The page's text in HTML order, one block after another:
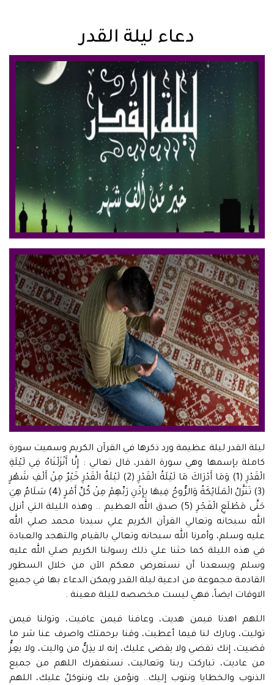
دعاء ليلة القدر
ليلة القدر ليلة عظيمة ورد ذكرها في القرآن الكريم وسميت سورة
كاملة بإسمها وهي سورة القدر، قال تعالي : إِنَّا أَنْزَلْنَاهُ فِي لَيْلَةِ
الْقَدْرِ (1) وَمَا أَدْرَاكَ مَا لَيْلَةُ الْقَدْرِ (2) لَيْلَةُ الْقَدْرِ خَيْرٌ مِنْ أَلْفِ شَهْرٍ
(3) تَنَزَّلُ الْمَلَائِكَةُ وَالرُّوحُ فِيهَا بِإِذْنِ رَبِّهِمْ مِنْ كُلِّ أَمْرٍ (4) سَلَامٌ هِيَ
حَتَّى مَطْلَعِ الْفَجْرِ (5) صدق الله العظيم .. وهذه الليلة التي أنزل
الله سبحانه وتعالي القرآن الكريم علي سيدنا محمد صلي الله
عليه وسلم، وأمرنا الله سبحانه وتعالي بالقيام والتهجد والعبادة
في هذه الليلة كما حثنا علي ذلك رسولنا الكريم صلي الله عليه
وسلم ويسعدنا أن نستعرض معكم الآن من خلال السطور
القادمة مجموعة من ادعية ليلة القدر ويمكن الدعاء بها في جميع
الاوقات ايضاً، فهي ليست مخصصه لليلة معينة .
اللهم اهدنا فيمن هديت، وعافنا فيمن عافيت، وتولنا فيمن
توليت، وبارك لنا فيما أعطيت، وقنا برحمتك واصرف عنا شر ما
قضيت، إنك تقضي ولا يقضى عليك، إنه لا يذِلُّ من واليت، ولا يعِزُّ
من عاديت، تباركت ربنا وتعاليت، نستغفرك اللهم من جميع
الذنوب والخطايا ونتوب إليك.. ونؤمن بك ونتوكلُ عليك، اللهم